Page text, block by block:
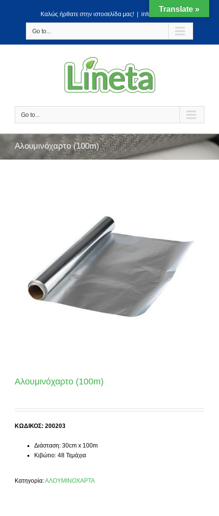
Kαλώς ήρθατε στην ιστοσελίδα μας! info@lineta.gr
Go to...
Go to...
Αλουμινόχαρτο (100m)
Αλουμινόχαρτο (100m)
ΚΩΔΙΚΟΣ: 200203
Διάσταση: 30cm x 100m
Κιβώτιο: 48 Τεμάχια
Κατηγορία:ΑΛΟΥΜΙΝΟΧΑΡΤΑ
Translate »